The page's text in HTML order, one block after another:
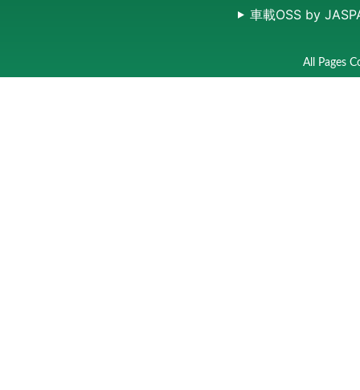
車載OSS by
All Pages